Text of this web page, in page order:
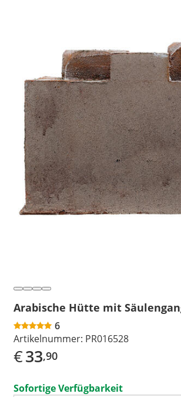
Arabische Hütte mit
6
Artikelnummer: PR016528
€33,90
Sofortige Verfügbarkeit